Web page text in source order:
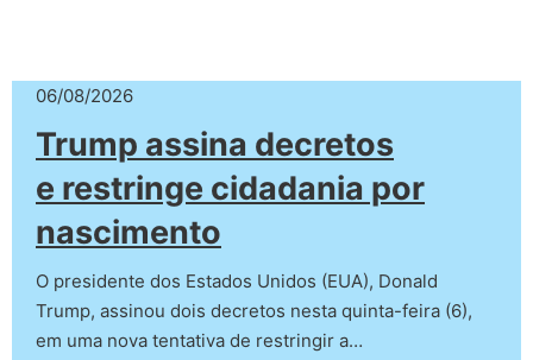
06/08/2026
Trump assina decretos
e restringe cidadania por
nascimento
O presidente dos Estados Unidos (EUA), Donald
Trump, assinou dois decretos nesta quinta-feira (6),
em uma nova tentativa de restringir a…